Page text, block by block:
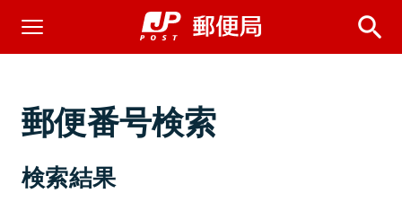
郵便番号検索
検索結果